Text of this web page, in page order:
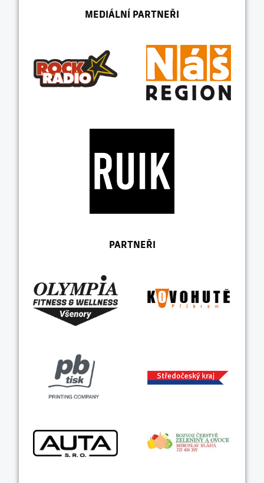
MEDIÁLNÍ PARTNEŘI
PARTNEŘI